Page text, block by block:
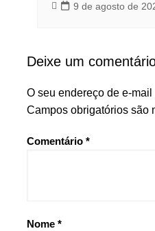
9 de agosto de
Deixe um
O seu endereço de e-
Campos obrigatórios são
Comentário *
Nome *